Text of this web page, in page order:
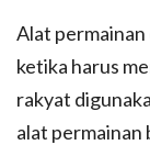
Alat
ketika harus
rakyat
alat permainan